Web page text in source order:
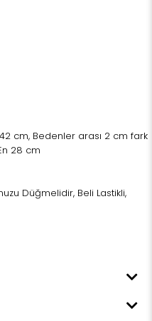
cm, Bedenler arası 2 cm fark
28 cm
Düğmelidir, Beli Lastikli,